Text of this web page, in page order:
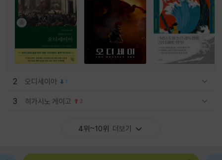
2 오디세이아 1
3 히가시노 게이고 3
4위~10위 더보기